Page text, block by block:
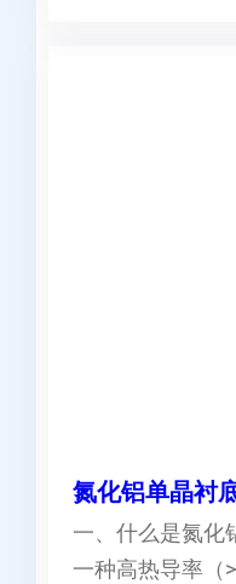
氮化铝单晶衬
一、什么是氮化
一种高热导率（